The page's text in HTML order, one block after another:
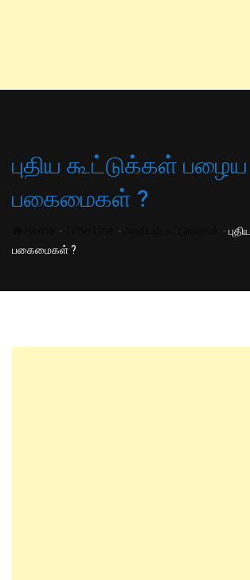
புதிய கூட்டுக்கள் பழைய
பகைமைகள் ?
- - -
பகைமைகள் ?